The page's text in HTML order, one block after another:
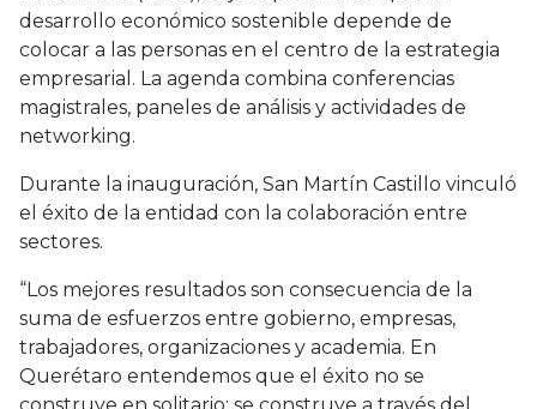
desarrollo económico sostenible depende de
colocar a las personas en el centro de la estrategia
empresarial. La agenda combina conferencias
magistrales, paneles de análisis y actividades de
networking.
Durante la inauguración, San Martín Castillo vinculó
el éxito de la entidad con la colaboración entre
sectores.
“Los mejores resultados son consecuencia de la
suma de esfuerzos entre gobierno, empresas,
trabajadores, organizaciones y academia. En
Querétaro entendemos que el éxito no se